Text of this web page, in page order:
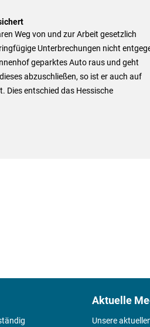
Weg von und zur Arbeit gesetzlich
Unterbrechungen nicht
geparktes Auto raus und geht
abzuschließen, so ist er auch auf
Dies entschied das Hessische
Aktuelle
Unsere